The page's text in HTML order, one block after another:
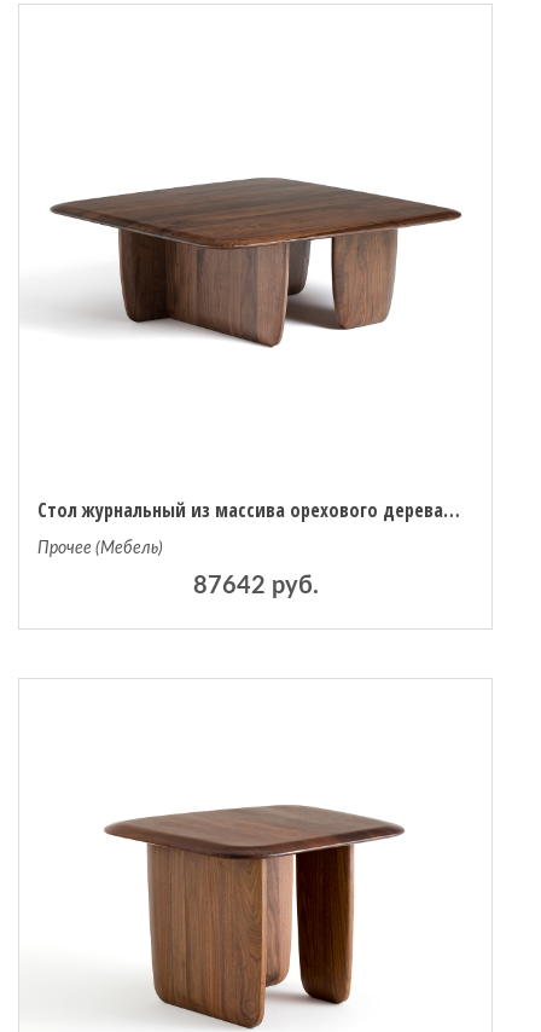
Стол журнальный из массива орехового дерева большая модель Iloss единый размер каштановый
Прочее (Мебель)
87642 руб.